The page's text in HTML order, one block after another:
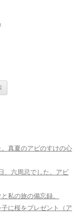
真夏のアビのすけの心
、六周忌でした。アビ
私の旅の備忘録。
に桜をプレゼント（ア